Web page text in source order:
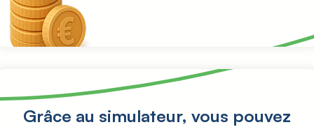
Grâce au simulateur, vous pouvez